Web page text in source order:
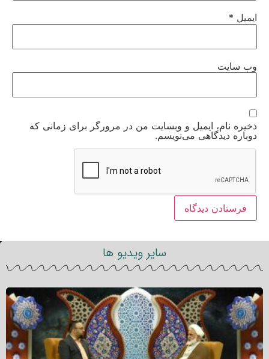
ایمیل *
وب‌ سایت
ذخیره نام، ایمیل و وبسایت من در مرورگر برای زمانی که
دوباره دیدگاهی می‌نویسم.
سایر ویدیو ها